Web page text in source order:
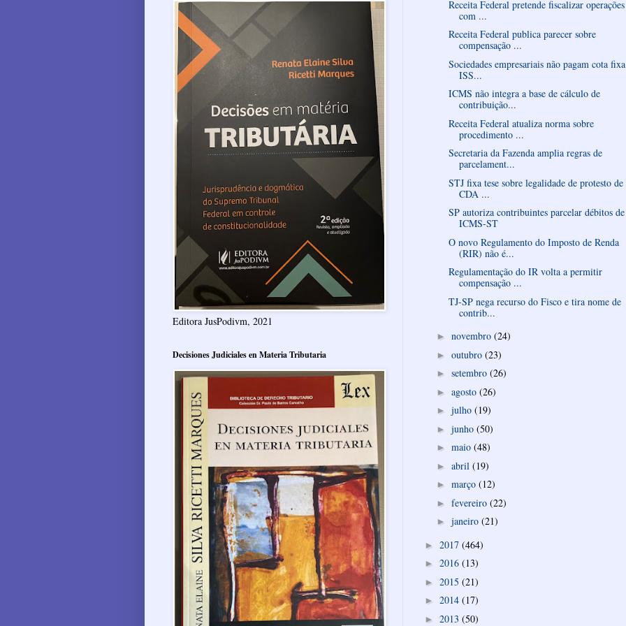
Receita Federal pretende fiscalizar operações
com ...
Receita Federal publica parecer sobre
compensação ...
Sociedades empresariais não pagam cota
ISS...
ICMS não integra a base de cálculo de
contribuição...
Receita Federal atualiza norma sobre
procedimento ...
Secretaria da Fazenda amplia regras de
parcelament...
STJ fixa tese sobre legalidade de protesto de
CDA ...
SP autoriza contribuintes parcelar débitos de
ICMS-ST
O novo Regulamento do Imposto de Renda
(RIR) não é...
Regulamentação do IR volta a permitir
compensação ...
TJ-SP nega recurso do Fisco e tira nome de
contrib...
► novembro (24)
► outubro (23)
► setembro (26)
► agosto (26)
► julho (19)
► junho (50)
► maio (48)
► abril (19)
► março (12)
► fevereiro (22)
► janeiro (21)
► 2017 (464)
► 2016 (13)
► 2015 (21)
► 2014 (17)
► 2013 (50)
Editora JusPodivm, 2021
Decisiones Judiciales en Materia Tributaria